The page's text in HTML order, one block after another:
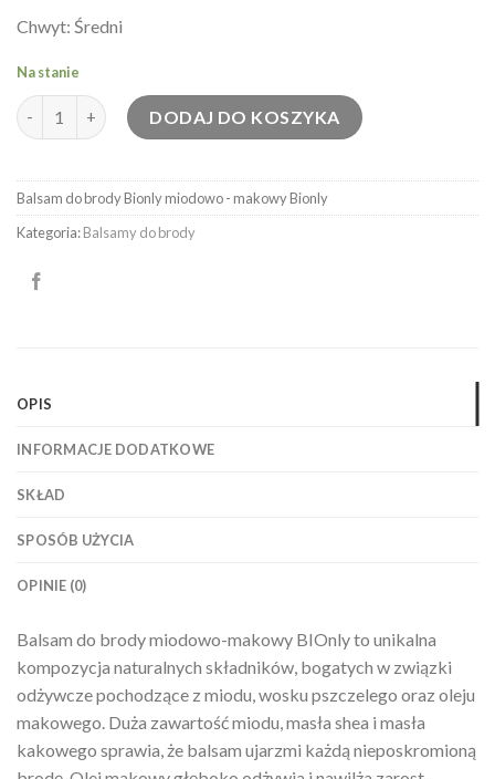
Chwyt: Średni
Na stanie
ilość Balsam do brody Bionly miodowo - makowy
DODAJ DO KOSZYKA
Balsam do brody Bionly miodowo - makowyBionly
Kategoria:Balsamy do brody
OPIS
INFORMACJE DODATKOWE
SKŁAD
SPOSÓB UŻYCIA
OPINIE (0)
Balsam do brody miodowo-makowy BIOnly to unikalna
kompozycja naturalnych składników, bogatych w związki
odżywcze pochodzące z miodu, wosku pszczelego oraz oleju
makowego. Duża zawartość miodu, masła shea i masła
kakowego sprawia, że balsam ujarzmi każdą nieposkromioną